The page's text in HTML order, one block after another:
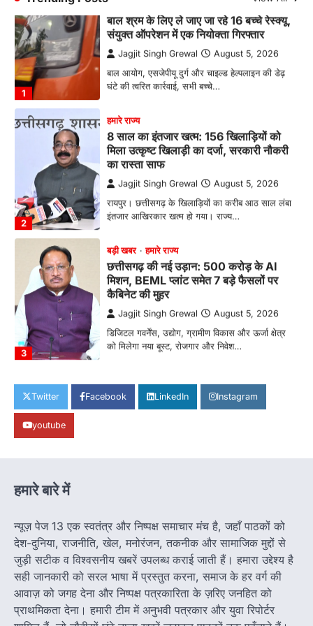
1
घंटे की त्वरित कार्रवाई, सभी बच्चे…
हमारे राज्य
8 साल का इंतजार खत्म: 156 खिलाड़ियों को
मिला उत्कृष्ट खिलाड़ी का दर्जा, सरकारी नौकरी
Jagjit Singh Grewal
रायपुर। छत्तीसगढ़ के खिलाड़ियों का करीब आठ साल लंबा
इंतजार आखिरकार खत्म हो गया। राज्य…
3
बड़ी खबर हमारे राज्य
छत्तीसगढ़ की नई उड़ान: 500 करोड़ के AI
मिशन, BEML प्लांट समेत 7 बड़े फैसलों पर
Jagjit Singh Grewal
डिजिटल गवर्नेंस, उद्योग, ग्रामीण विकास और ऊर्जा क्षेत्र
को मिलेगा नया बूस्ट, रोजगार और निवेश…
हमारे राज्य
राजधानी की सुरक्षा व्यवस्था मजबूत करने सांसद
बृजमोहन अग्रवाल ने सीएम को लिखा पत्र
कमिश्नरेट के पुनर्गठन, 660 रिक्त पद भरने और 500
अतिरिक्त पुलिसकर्मियों की तैनाती की मांग…
1
संयुक्त ऑपरेशन में एक नियोक्ता गिरफ्तार
हमारे राज्य
8 साल का इंतजार खत्म: 156 खिलाड़ियों को
मिला उत्कृष्ट खिलाड़ी का दर्जा, सरकारी नौकरी
का रास्ता साफ
Jagjit Singh Grewal August 5, 2026
Twitter Facebook LinkedIn Instagram
youtube
हमारे बारे में
न्यूज़ पेज 13 एक स्वतंत्र और निष्पक्ष समाचार मंच है, जहाँ पाठकों को
देश-दुनिया, राजनीति, खेल, मनोरंजन, तकनीक और सामाजिक मुद्दों से
जुड़ी सटीक व विश्वसनीय खबरें उपलब्ध कराई जाती हैं। हमारा उद्देश्य है
सही जानकारी को सरल भाषा में प्रस्तुत करना, समाज के हर वर्ग की
आवाज़ को जगह देना और निष्पक्ष पत्रकारिता के ज़रिए जनहित को
प्राथमिकता देना। हमारी टीम में अनुभवी पत्रकार और युवा रिपोर्टर